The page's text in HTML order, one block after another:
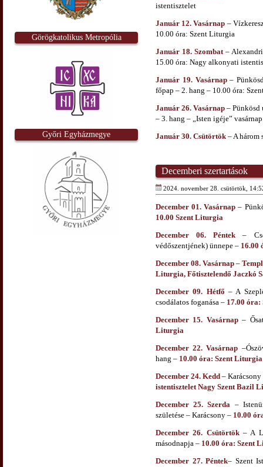
Görögkatolikus Metropólia
Győri Egyházmegye
istentisztelet
Január 12. Vasárnap –
10.00 óra: Szent Liturgia
Január 18. Szombat –
15.00 óra: Nagy alkonyati
Január 19. Vasárnap–
főpap – 2. hang – 10.00 óra:
Január 26. Vasárnap – Pünkösd
– 3. hang – „Isten igéje”
Január 30. Csütörtök – A három
Decemberi szertartások
2024. november 28. csütörtök,
December 01. Vasárnap –
10.00 Szent Liturgia
December 06. Péntek –
védőszentjének) ünnepe – 16.00
December 08. Vasárnap –
Liturgia, Főtisztelendő Jaczkó
December 09. Hétfő – A
csodálatos foganása – 17.00
December 15. Vasárnap–
Liturgia
December 22. Vasárnap
hang – 10.00 óra: Szent Liturgia
December 24. Kedd –
istentisztelet Nagy Szent Bazil
December 25. Szerda –
születése – Karácsony – 10.00
December 26. Csütörtök– A
másodnapja – 10.00 óra: Szent
December 27. Péntek– Szent